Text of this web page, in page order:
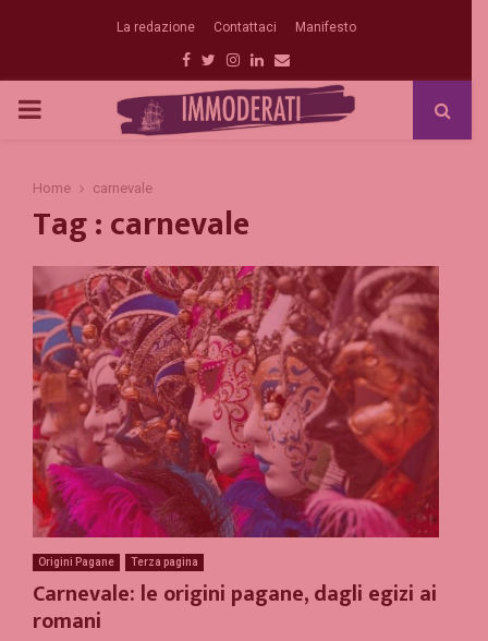
La redazione Contattaci Manifesto
Facebook
Twitter
Instagram
Linkedin
Email
PRIMARY
Home carnevale
Tag : carnevale
Origini Pagane Terza pagina
Carnevale: le origini pagane, dagli egizi ai
romani